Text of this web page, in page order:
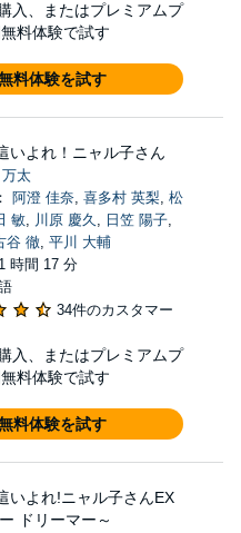
入、またはプレミアムプ
料体験で試す
料体験を試す
いよれ！ニャル子さん
太
阿澄 佳奈, 喜多村 英梨, 松
敏, 川原 慶久 , 日笠 陽子,
谷 徹, 平川 大輔
時間 17 分
34件のカスタマー
入、またはプレミアムプ
料体験で試す
料体験を試す
いよれ!ニャル子さんEX
ドリーマー～